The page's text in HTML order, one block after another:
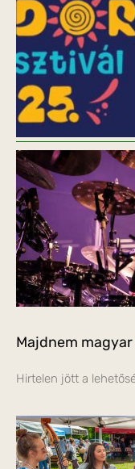
Majdnem
Hirtelen jött a